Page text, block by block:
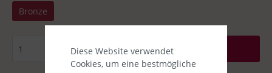
Bronze
In den Warenkorb
Diese Website verwendet
Cookies, um eine bestmögliche